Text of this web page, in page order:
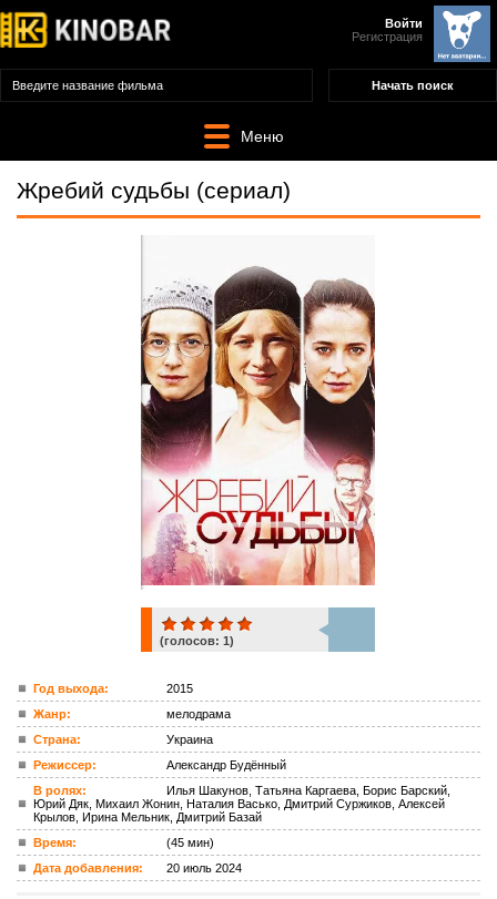
Войти
Регистрация
Меню
Жребий судьбы (сериал)
ком.
(голосов: 1)
Год выхода:
2015
Жанр:
мелодрама
Страна:
Украина
Режиссер:
Александр Будённый
В ролях:
Илья Шакунов, Татьяна Каргаева, Борис Барский,
Юрий Дяк, Михаил Жонин, Наталия Васько, Дмитрий Суржиков, Алексей
Крылов, Ирина Мельник, Дмитрий Базай
Время:
(45 мин)
Дата добавления:
20 июль 2024